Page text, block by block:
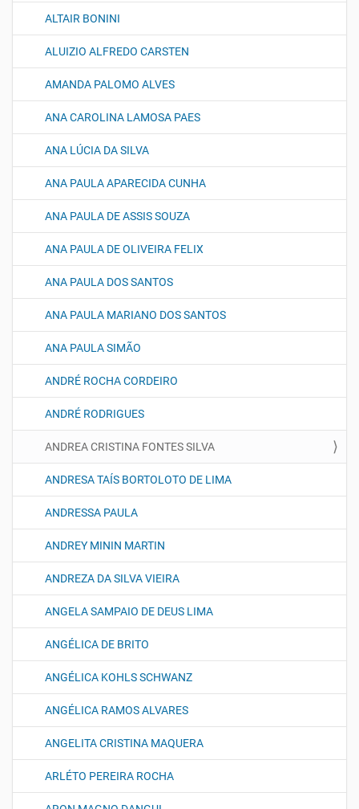
ALTAIR BONINI
ALUIZIO ALFREDO CARSTEN
AMANDA PALOMO ALVES
ANA CAROLINA LAMOSA PAES
ANA LÚCIA DA SILVA
ANA PAULA APARECIDA CUNHA
ANA PAULA DE ASSIS SOUZA
ANA PAULA DE OLIVEIRA FELIX
ANA PAULA DOS SANTOS
ANA PAULA MARIANO DOS SANTOS
ANA PAULA SIMÃO
ANDRÉ ROCHA CORDEIRO
ANDRÉ RODRIGUES
ANDREA CRISTINA FONTES SILVA
ANDRESA TAÍS BORTOLOTO DE LIMA
ANDRESSA PAULA
ANDREY MININ MARTIN
ANDREZA DA SILVA VIEIRA
ANGELA SAMPAIO DE DEUS LIMA
ANGÉLICA DE BRITO
ANGÉLICA KOHLS SCHWANZ
ANGÉLICA RAMOS ALVARES
ANGELITA CRISTINA MAQUERA
ARLÉTO PEREIRA ROCHA